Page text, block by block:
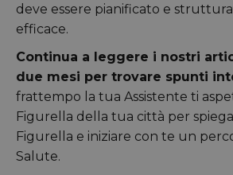
deve essere pianificato e
efficace.
Continua a leggere i nostri
due mesi per trovare spunti
frattempo la tua Assistente ti
Figurella della tua città per
Figurella e iniziare con te un
Salute.